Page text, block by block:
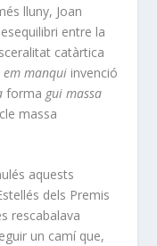
lluny, Joan
entre la
catàrtica
em manqui invenció
forma gui massa
massa
aquests
dels Premis
rescabalava
un camí que,